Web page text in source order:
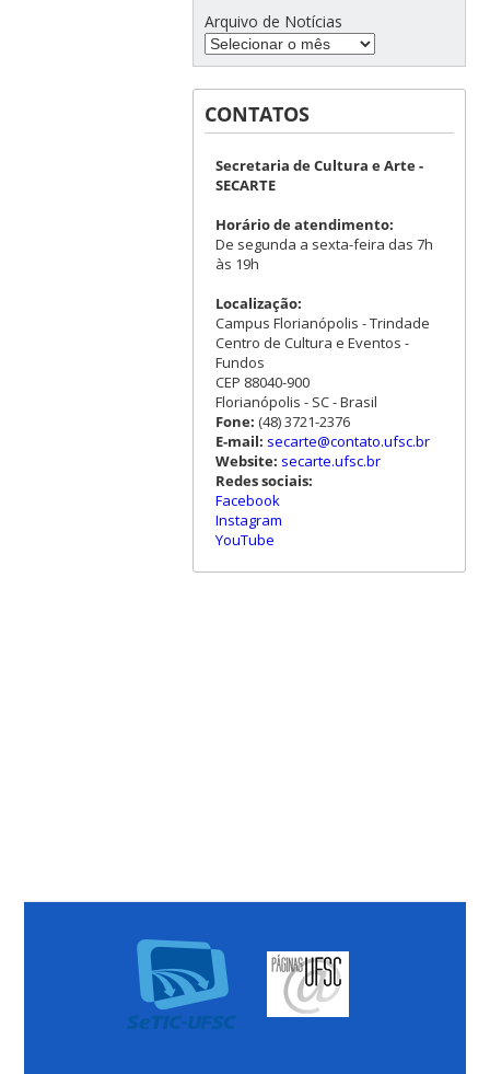
Arquivo de Notícias
CONTATOS
Secretaria de Cultura e Arte -
SECARTE
Horário de atendimento:
De segunda a sexta-feira das 7h
às 19h
Localização:
Campus Florianópolis - Trindade
Centro de Cultura e Eventos -
Fundos
CEP 88040-900
Florianópolis - SC - Brasil
Fone: (48) 3721-2376
E-mail: secarte@contato.ufsc.br
Website: secarte.ufsc.br
Redes sociais:
Facebook
Instagram
YouTube